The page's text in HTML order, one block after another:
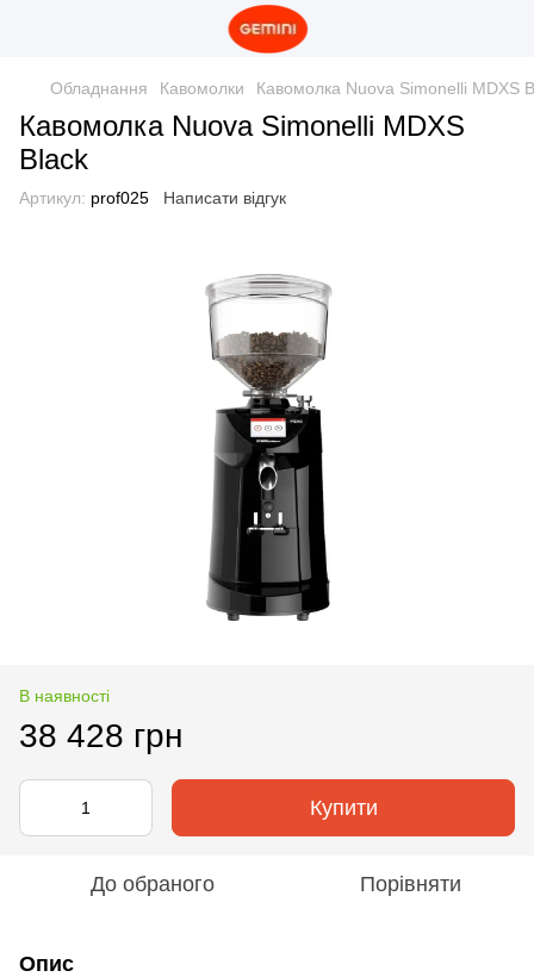
Обладнання Кавомолки Кавомолка Nuova Simonelli MDXS
Кавомолка Nuova Simonelli MDXS
Black
Артикул: prof025 Написати відгук
В наявності
38 428 грн
Купити
До обраного Порівняти
Опис